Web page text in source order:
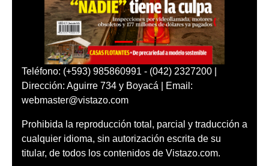
Teléfono: (+593) 985860991 - (042) 2327200 |
Dirección: Aguirre 734 y Boyacá | Email:
webmaster@vistazo.com
Prohibida la reproducción total, parcial y traducción a
cualquier idioma, sin autorización escrita de su
titular, de todos los contenidos de Vistazo.com.